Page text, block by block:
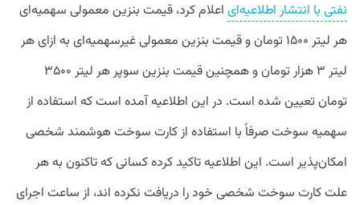
نفتی با انتشار اطلاعیه‌ای اعلام کرد، قیمت بنزین معمولی سهمیه‌ای
هر لیتر ۱۵۰۰ تومان و قیمت بنزین معمولی غیرسهمیه‌ای به ازای هر
لیتر ۳ هزار تومان و همچنین قیمت بنزین سوپر هر لیتر ۳۵۰۰
تومان تعیین شده است. در این اطلاعیه آمده است که استفاده از
سهمیه سوخت صرفاً با استفاده از کارت سوخت هوشمند شخصی
امکان‌پذیر است. این اطلاعیه تاکید کرده کسانی که تاکنون به هر
علت کارت سوخت شخصی خود را دریافت نکرده اند، از ساعت اجرای